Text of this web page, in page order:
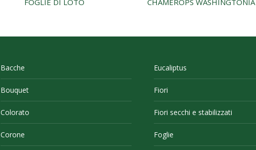
FOGLIE DI LOTO CHAMEROPS WASHINGTONIA
Bacche
Bouquet
Colorato
Corone
Eucaliptus
Fiori
Fiori secchi e stabilizzati
Foglie